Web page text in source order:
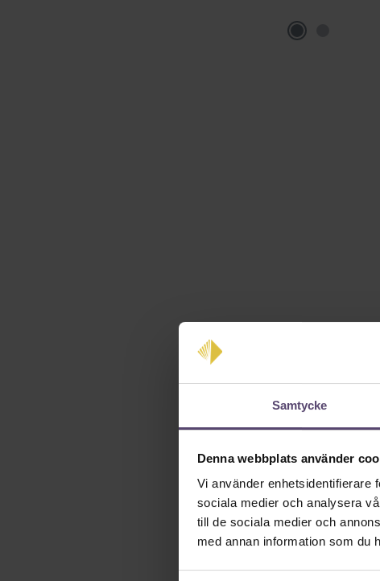
Samtycke
Denna webbplats använder
Vi använder enhetsidentifierare
sociala medier och analysera
till de sociala medier och
med annan information som du